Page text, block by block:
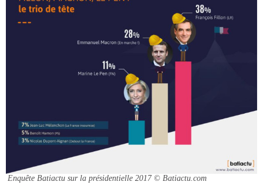
Enquête Batiactu sur la présidentielle 2017 © Batiactu.com